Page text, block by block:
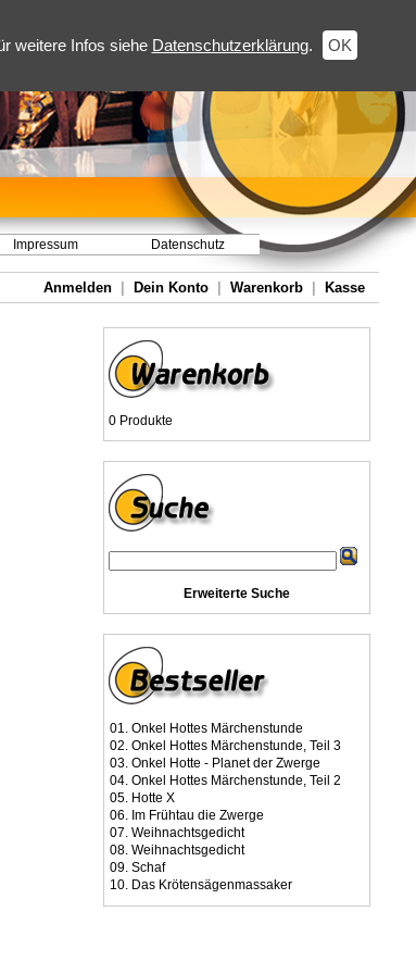
weitere Infos siehe Datenschutzerklärung. OK
Impressum Datenschutz
Anmelden Dein Konto Warenkorb Kasse
0 Produkte
Erweiterte Suche
01. Onkel Hottes Märchenstunde
02. Onkel Hottes Märchenstunde, Teil 3
03. Onkel Hotte - Planet der Zwerge
04. Onkel Hottes Märchenstunde, Teil 2
05. Hotte X
06. Im Frühtau die Zwerge
07. Weihnachtsgedicht
08. Weihnachtsgedicht
09. Schaf
10. Das Krötensägenmassaker